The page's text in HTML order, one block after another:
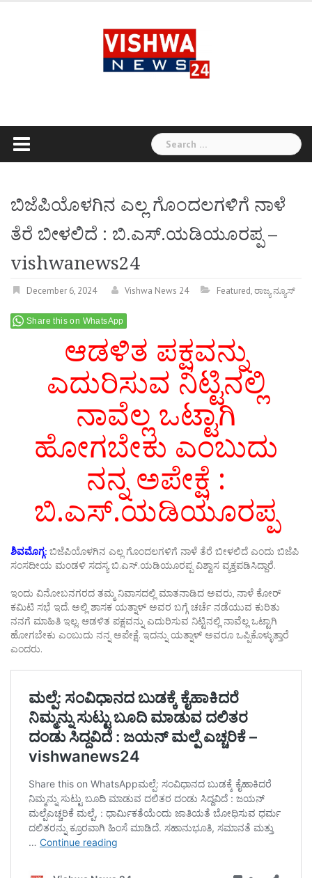
Search
for:
ಬಿಜೆಪಿಯೊಳಗಿನ ಎಲ್ಲ ಗೊಂದಲಗಳಿಗೆ ನಾಳೆ
ತೆರೆ ಬೀಳಲಿದೆ : ಬಿ.ಎಸ್‌.ಯಡಿಯೂರಪ್ಪ –
vishwanews24
December 6, 2024 Vishwa News 24 Featured,ರಾಜ್ಯ ನ್ಯೂಸ್
Share this on WhatsApp
ಆಡಳಿತ ಪಕ್ಷವನ್ನು
ಎದುರಿಸುವ ನಿಟ್ಟಿನಲ್ಲಿ
ನಾವೆಲ್ಲ ಒಟ್ಟಾಗಿ
ಹೋಗಬೇಕು ಎಂಬುದು
ನನ್ನ ಅಪೇಕ್ಷೆ :
ಬಿ.ಎಸ್‌.ಯಡಿಯೂರಪ್ಪ
ಶಿವಮೊಗ್ಗ: ಬಿಜೆಪಿಯೊಳಗಿನ ಎಲ್ಲ ಗೊಂದಲಗಳಿಗೆ ನಾಳೆ ತೆರೆ ಬೀಳಲಿದೆ ಎಂದು ಬಿಜೆಪಿ
ಸಂಸದೀಯ ಮಂಡಳಿ ಸದಸ್ಯ ಬಿ.ಎಸ್‌.ಯಡಿಯೂರಪ್ಪ ವಿಶ್ವಾಸ ವ್ಯಕ್ತಪಡಿಸಿದ್ದಾರೆ.
ಇಂದು ವಿನೋಬನಗರದ ತಮ್ಮ ನಿವಾಸದಲ್ಲಿ ಮಾತನಾಡಿದ ಅವರು, ನಾಳೆ ಕೋರ್
ಕಮಿಟಿ ಸಭೆ ಇದೆ. ಅಲ್ಲಿ ಶಾಸಕ ಯತ್ನಾಳ್ ಅವರ ಬಗ್ಗೆ ಚರ್ಚೆ ನಡೆಯುವ ಕುರಿತು
ನನಗೆ ಮಾಹಿತಿ ಇಲ್ಲ. ಆಡಳಿತ ಪಕ್ಷವನ್ನು ಎದುರಿಸುವ ನಿಟ್ಟಿನಲ್ಲಿ ನಾವೆಲ್ಲ ಒಟ್ಟಾಗಿ
ಹೋಗಬೇಕು ಎಂಬುದು ನನ್ನ ಅಪೇಕ್ಷೆ. ಇದನ್ನು ಯತ್ನಾಳ್ ಅವರೂ ಒಪ್ಪಿಕೊಳ್ಳುತ್ತಾರೆ
ಎಂದರು.